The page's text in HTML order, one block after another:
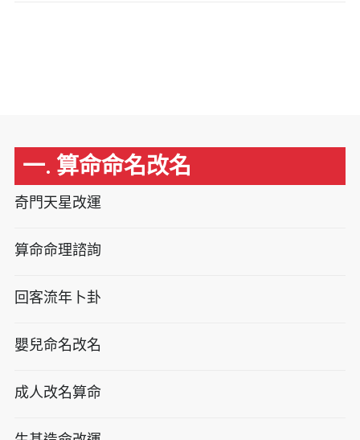
一. 算命命名改名
奇門天星改運
算命命理諮詢
回客流年卜卦
嬰兒命名改名
成人改名算命